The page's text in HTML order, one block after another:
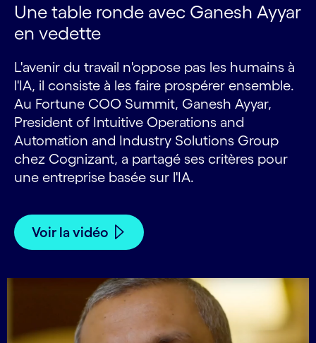
Une table ronde avec Ganesh Ayyar
en vedette
L'avenir du travail n'oppose pas les humains à
l'IA, il consiste à les faire prospérer ensemble.
Au Fortune COO Summit, Ganesh Ayyar,
President of Intuitive Operations and
Automation and Industry Solutions Group
chez Cognizant, a partagé ses critères pour
une entreprise basée sur l'IA.
Voir la vidéo